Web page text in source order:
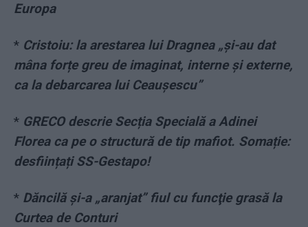
Europa
* Cristoiu: la arestarea lui Dragnea „și-au dat
mâna forțe greu de imaginat, interne și externe,
ca la debarcarea lui Ceaușescu”
* GRECO descrie Secția Specială a Adinei
Florea ca pe o structură de tip mafiot. Somație:
desființați SS-Gestapo!
* Dăncilă și-a „aranjat” fiul cu funcţie grasă la
Curtea de Conturi